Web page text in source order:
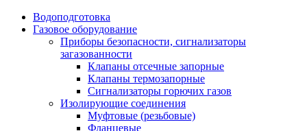
Водоподготовка
Газовое оборудование
Приборы безопасности, сигнализаторы
загазованности
Клапаны отсечные запорные
Клапаны термозапорные
Сигнализаторы горючих газов
Изолирующие соединения
Муфтовые (резьбовые)
Фланцевые